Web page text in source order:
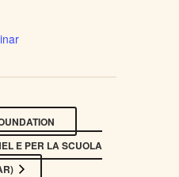
E PER LA SCUOLA